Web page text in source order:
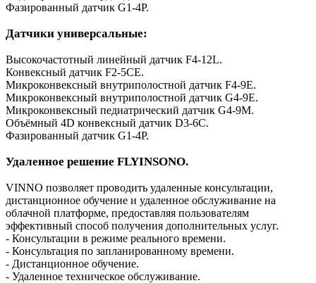
Фазированный датчик G1-4P.
Датчики универсальные:
Высокочастотный линейный датчик F4-12L.
Конвексный датчик F2-5CE.
Микроконвексный внутриполостной датчик F4-9E.
Микроконвексный внутриполостной датчик G4-9E.
Микроконвексный педиатрический датчик G4-9M.
Объёмный 4D конвексный датчик D3-6C.
Фазированный датчик G1-4P.
Удаленное решение FLYINSONO.
VINNO позволяет проводить удаленные консультации,
дистанционное обучение и удаленное обслуживание на
облачной платформе, предоставляя пользователям
эффективный способ получения дополнительных услуг.
- Консультации в режиме реального времени.
- Консультация по запланированному времени.
- Дистанционное обучение.
- Удаленное техническое обслуживание.